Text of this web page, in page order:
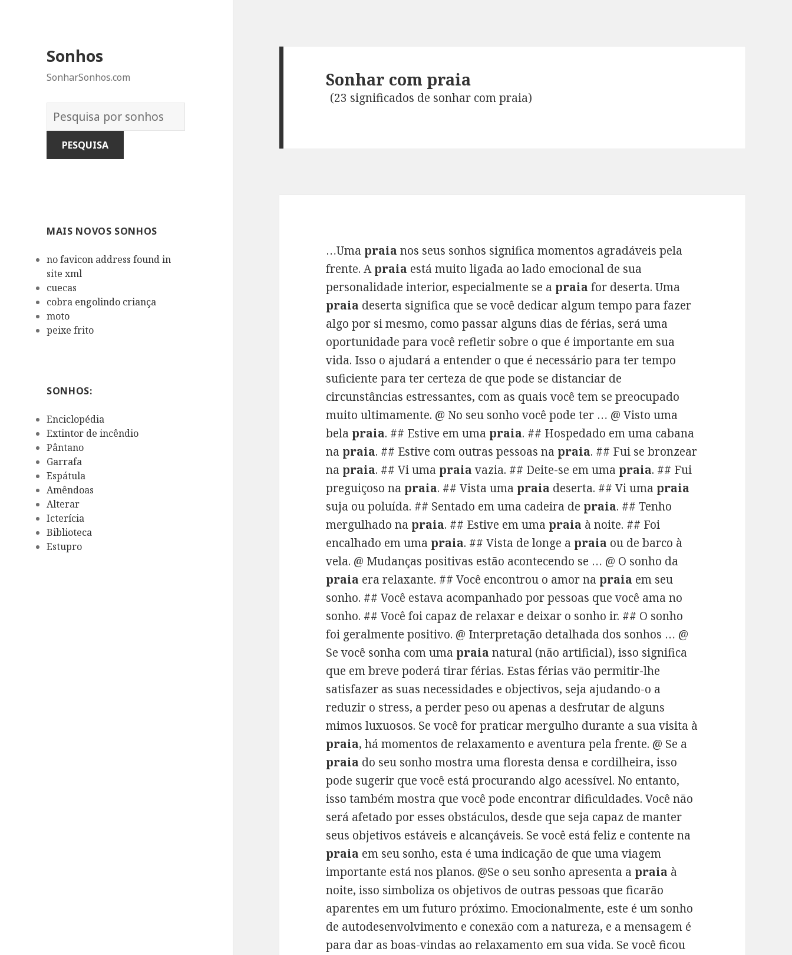
Sonhos
SonharSonhos.com
Dicionário
dos
Sonhos:
MAIS NOVOS SONHOS
no favicon address found in
site xml
cuecas
cobra engolindo criança
moto
peixe frito
SONHOS:
Enciclopédia
Extintor de incêndio
Pântano
Garrafa
Espátula
Amêndoas
Alterar
Icterícia
Biblioteca
Estupro
Sonhar com praia
(23 significados de sonhar com praia)
…Uma praia nos seus sonhos significa momentos agradáveis ​​pela
frente. Apraia está muito ligada ao lado emocional de sua
personalidade interior, especialmente se a praia for deserta. Uma
praia deserta significa que se você dedicar algum tempo para fazer
algo por si mesmo, como passar alguns dias de férias, será uma
oportunidade para você refletir sobre o que é importante em sua
vida. Isso o ajudará a entender o que é necessário para ter tempo
suficiente para ter certeza de que pode se distanciar de
circunstâncias estressantes, com as quais você tem se preocupado
muito ultimamente. @ No seu sonho você pode ter … @ Visto uma
bela praia. ## Estive em uma praia. ## Hospedado em uma cabana
na praia. ## Estive com outras pessoas na praia. ## Fui se bronzear
na praia. ## Vi uma praiavazia. ## Deite-se em uma praia. ## Fui
preguiçoso na praia. ## Vista uma praia deserta. ## Vi uma praia
suja ou poluída. ## Sentado em uma cadeira de praia. ## Tenho
mergulhado na praia. ## Estive em uma praia à noite. ## Foi
encalhado em uma praia. ## Vista de longe a praia ou de barco à
vela. @ Mudanças positivas estão acontecendo se … @ O sonho da
praia era relaxante. ## Você encontrou o amor na praia em seu
sonho. ## Você estava acompanhado por pessoas que você ama no
sonho. ## Você foi capaz de relaxar e deixar o sonho ir. ## O sonho
foi geralmente positivo. @ Interpretação detalhada dos sonhos … @
Se você sonha com uma praia natural (não artificial), isso significa
que em breve poderá tirar férias. Estas férias vão permitir-lhe
satisfazer as suas necessidades e objectivos, seja ajudando-o a
reduzir o stress, a perder peso ou apenas a desfrutar de alguns
mimos luxuosos. Se você for praticar mergulho durante a sua visita à
praia, há momentos de relaxamento e aventura pela frente. @ Se a
praia do seu sonho mostra uma floresta densa e cordilheira, isso
pode sugerir que você está procurando algo acessível. No entanto,
isso também mostra que você pode encontrar dificuldades. Você não
será afetado por esses obstáculos, desde que seja capaz de manter
seus objetivos estáveis ​​e alcançáveis. Se você está feliz e contente na
praia em seu sonho, esta é uma indicação de que uma viagem
importante está nos planos. @Se o seu sonho apresenta a praia à
noite, isso simboliza os objetivos de outras pessoas que ficarão
aparentes em um futuro próximo. Emocionalmente, este é um sonho
de autodesenvolvimento e conexão com a natureza, e a mensagem é
para dar as boas-vindas ao relaxamento em sua vida. Se você ficou